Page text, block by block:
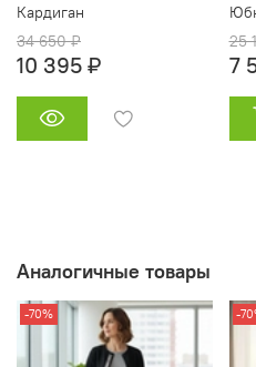
Кардиган
34 650 ₽
10 395 ₽
25
7
Аналогичные товары
-70% -